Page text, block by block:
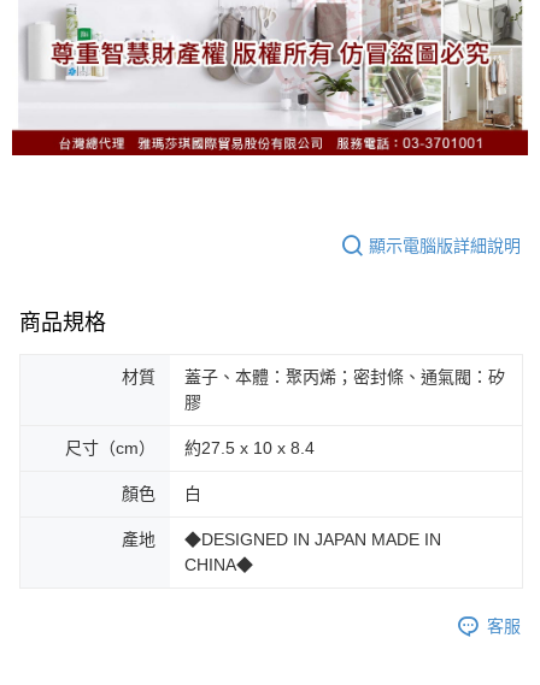
顯示電腦版詳細說明
商品規格
材質
蓋子、本體：聚丙烯；密封條、通氣閥：矽
膠
尺寸（cm） 約27.5 x 10 x 8.4
顏色 白
產地
◆DESIGNED IN JAPAN MADE IN
CHINA◆
客服